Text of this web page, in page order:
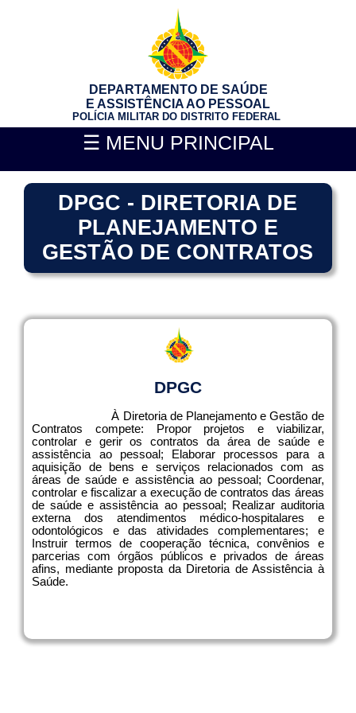
☰ MENU PRINCIPAL
DEPARTAMENTO DE SAÚDE
E ASSISTÊNCIA AO PESSOAL
POLÍCIA MILITAR DO DISTRITO FEDERAL
DPGC - DIRETORIA DE
PLANEJAMENTO E
GESTÃO DE CONTRATOS
DPGC
À Diretoria de Planejamento e Gestão de
Contratos compete: Propor projetos e viabilizar,
controlar e gerir os contratos da área de saúde e
assistência ao pessoal; Elaborar processos para a
aquisição de bens e serviços relacionados com as
áreas de saúde e assistência ao pessoal; Coordenar,
controlar e fiscalizar a execução de contratos das áreas
de saúde e assistência ao pessoal; Realizar auditoria
externa dos atendimentos médico-hospitalares e
odontológicos e das atividades complementares; e
Instruir termos de cooperação técnica, convênios e
parcerias com órgãos públicos e privados de áreas
afins, mediante proposta da Diretoria de Assistência à
Saúde.